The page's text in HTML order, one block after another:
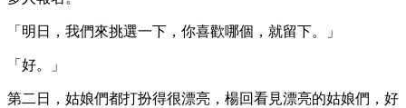
「明日，我們來挑選一下，你喜歡哪個，就留下。」
「好。」
第二日，姑娘們都打扮得很漂亮，楊回看見漂亮的姑娘們，好